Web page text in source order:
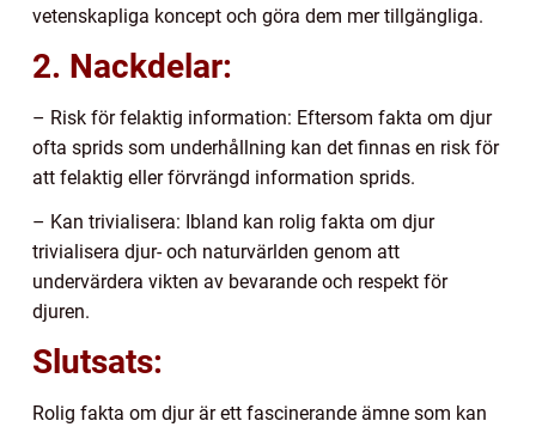
vetenskapliga koncept och göra dem mer tillgängliga.
2. Nackdelar:
– Risk för felaktig information: Eftersom fakta om djur
ofta sprids som underhållning kan det finnas en risk för
att felaktig eller förvrängd information sprids.
– Kan trivialisera: Ibland kan rolig fakta om djur
trivialisera djur- och naturvärlden genom att
undervärdera vikten av bevarande och respekt för
djuren.
Slutsats:
Rolig fakta om djur är ett fascinerande ämne som kan